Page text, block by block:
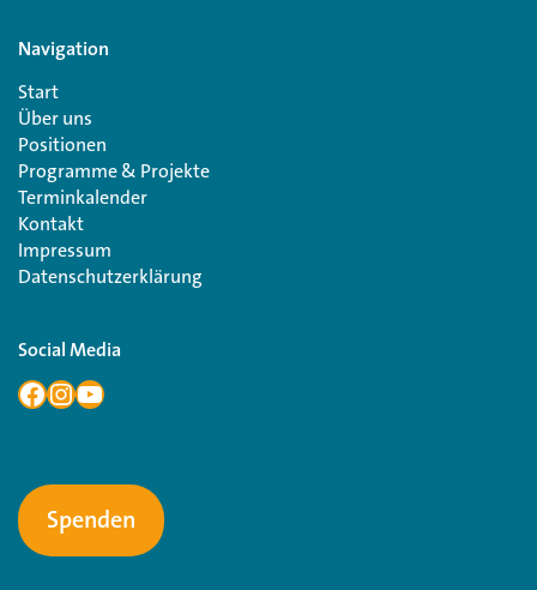
Navigation
Start
Über uns
Positionen
Programme & Projekte
Terminkalender
Kontakt
Impressum
Datenschutzerklärung
Social Media
Spenden